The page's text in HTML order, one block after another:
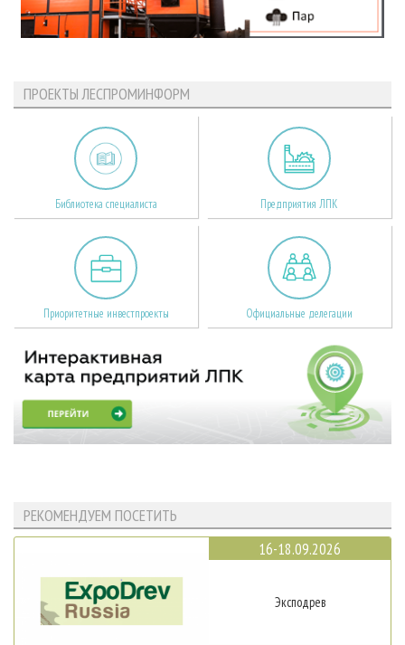
ПРОЕКТЫ ЛЕСПРОМИНФОРМ
Библиотека специалиста Предприятия ЛПК
Приоритетные инвестпроекты Официальные делегации
РЕКОМЕНДУЕМ ПОСЕТИТЬ
16-18.09.2026
Эксподрев